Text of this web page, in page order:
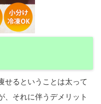
せるということは太って
、それに伴うデメリット